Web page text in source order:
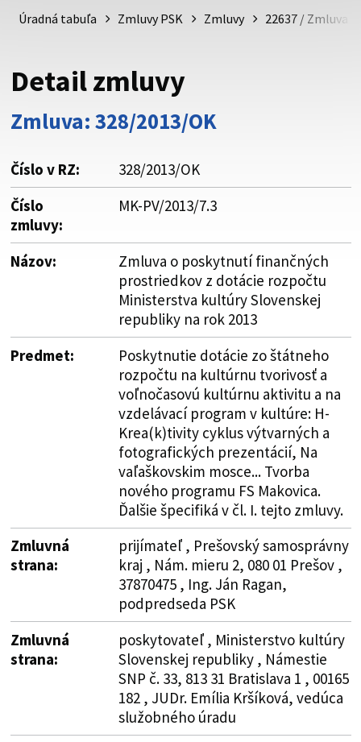
psk.sk.
Buďte pozorní a vždy sa uistite, že zdieľate informácie iba
cez zabezpečenú webovú stránku. Zabezpečená stránka
vždy začína https:// pred názvom domény webového sídla.
Úradná tabuľa Zmluvy PSK Zmluvy 22637 / Zmluva
Detail zmluvy
Zmluva: 328/2013/OK
Číslo v RZ:
328/2013/OK
Číslo
zmluvy:
MK-PV/2013/7.3
Názov:
Zmluva o poskytnutí finančných
prostriedkov z dotácie rozpočtu
Ministerstva kultúry Slovenskej
republiky na rok 2013
Predmet:
Poskytnutie dotácie zo štátneho
rozpočtu na kultúrnu tvorivosť a
voľnočasovú kultúrnu aktivitu a na
vzdelávací program v kultúre: H-
Krea(k)tivity cyklus výtvarných a
fotografických prezentácií, Na
vaľaškovskim mosce... Tvorba
nového programu FS Makovica.
Ďalšie špecifiká v čl. I. tejto zmluvy.
Zmluvná
strana:
prijímateľ , Prešovský samosprávny
kraj , Nám. mieru 2, 080 01 Prešov ,
37870475 , Ing. Ján Ragan,
podpredseda PSK
Zmluvná
strana:
poskytovateľ , Ministerstvo kultúry
Slovenskej republiky , Námestie
SNP č. 33, 813 31 Bratislava 1 , 00165
182 , JUDr. Emília Kršíková, vedúca
služobného úradu